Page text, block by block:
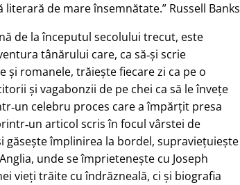
de mare însemnătate.” Russell Banks
de la începutul secolului trecut, este
tânărului care, ca să‑și scrie
și romanele, trăiește fiecare zi ca pe o
și vagabonzii de pe chei ca să le învețe
celebru proces care a împărțit presa
articol scris în focul vârstei de
găsește împlinirea la bordel, supraviețuiește
unde se împrietenește cu Joseph
vieți trăite cu îndrăzneală, ci și biografia